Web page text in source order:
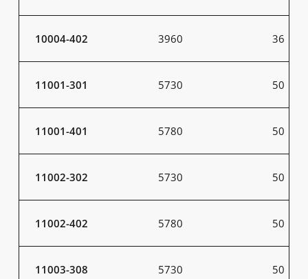
10004-402 3960 36
11001-301 5730 50
11001-401 5780 50
11002-302 5730 50
11002-402 5780 50
11003-308 5730 50